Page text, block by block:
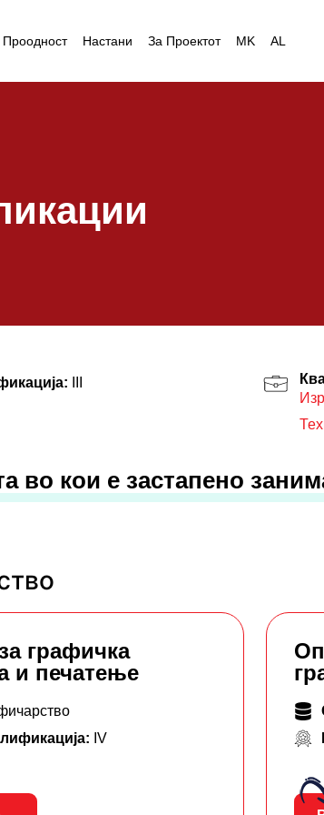
Проодност Настани За Проектот MK AL
во кои е застапено
графичка
и печатење
IV